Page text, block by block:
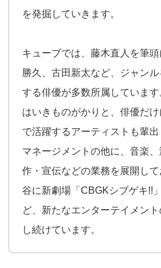
を発掘していきます。
キューブでは、藤木直人を筆
勝久、古田新太など、ジャン
する俳優が多数所属していま
はいきものがかりと、俳優だ
で活躍するアーティストも輩出
マネージメントの他に、音楽
作・宣伝などの業務を展開し
谷に新劇場「CBGKシブゲキ!!
ど、新たなエンターテイメン
し続けています。